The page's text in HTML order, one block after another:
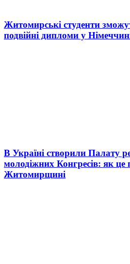
Житомирські студенти
подвійні дипломи у
В Україні створили Палату
молодіжних Конгресів: як
Житомирщині